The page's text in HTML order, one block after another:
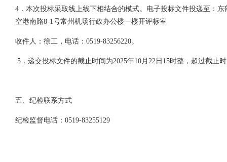
4．本次投标采取线上线下相结合的模式。电子投标文件投递至：东
空港南路8-1号常州机场行政办公楼一楼开评标室
收件人：徐工，电话： 0519-83256220。
5．递交投标文件的截止时间为2025年10 月 22 日 1 5时整，超过截止
五、纪检联系方式
纪检监督电话： 0519-83255129